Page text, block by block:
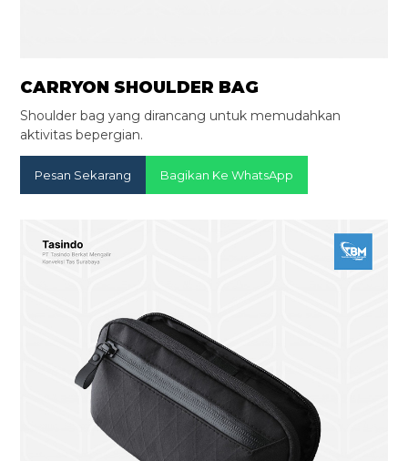
CARRYON SHOULDER BAG
Shoulder bag yang dirancang untuk memudahkan
aktivitas bepergian.
Pesan Sekarang Bagikan Ke WhatsApp